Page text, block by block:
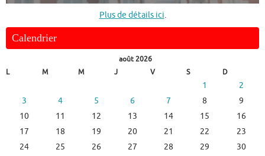
Plus de détails ici.
Calendrier
août 2026
L
M M J V S D
1
2
3
4 5 6 7 8
9
10
11 12 13 14 15
16
17
18 19 20 21 22
23
24
25 26 27 28 29
30